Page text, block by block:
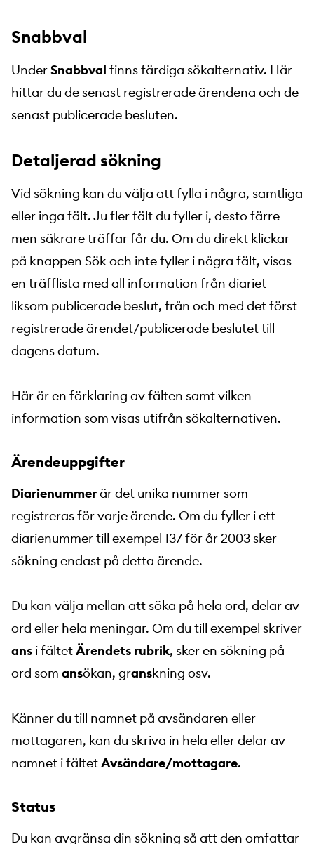
Snabbval
UnderSnabbval finns färdiga sökalternativ. Här
hittar du de senast registrerade ärendena och de
senast publicerade besluten.
Detaljerad sökning
Vid sökning kan du välja att fylla i några, samtliga
eller inga fält. Ju fler fält du fyller i, desto färre
men säkrare träffar får du. Om du direkt klickar
på knappen Sök och inte fyller i några fält, visas
en träfflista med all information från diariet
liksom publicerade beslut, från och med det först
registrerade ärendet/publicerade beslutet till
dagens datum.
Här är en förklaring av fälten samt vilken
information som visas utifrån sökalternativen.
Ärendeuppgifter
Diarienummerär det unika nummer som
registreras för varje ärende. Om du fyller i ett
diarienummer till exempel 137 för år 2003 sker
sökning endast på detta ärende.
Du kan välja mellan att söka på hela ord, delar av
ord eller hela meningar. Om du till exempel skriver
ans i fältetÄrendets rubrik, sker en sökning på
ord som ansökan, granskning osv.
Känner du till namnet på avsändaren eller
mottagaren, kan du skriva in hela eller delar av
namnet i fältetAvsändare/mottagare.
Status
Du kan avgränsa din sökning så att den omfattar